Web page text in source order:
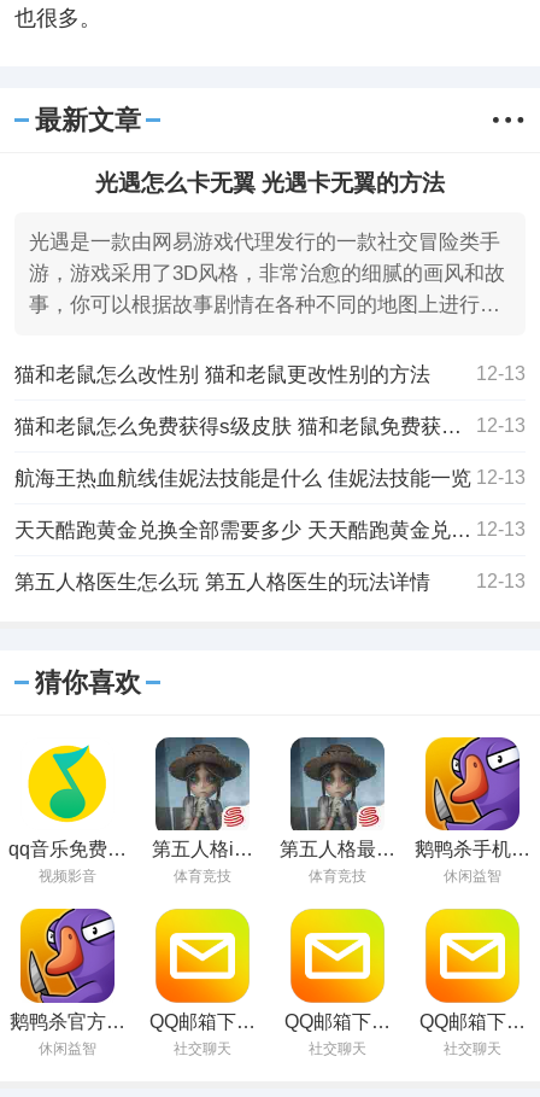
也很多。
最新文章
光遇怎么卡无翼 光遇卡无翼的方法
光遇是一款由网易游戏代理发行的一款社交冒险类手
游，游戏采用了3D风格，非常治愈的细腻的画风和故
事，你可以根据故事剧情在各种不同的地图上进行穿
猫和老鼠怎么改性别 猫和老鼠更改性别的方法 12-13
猫和老鼠怎么免费获得s级皮肤 猫和老鼠免费获得s级皮肤的方法 12-13
航海王热血航线佳妮法技能是什么 佳妮法技能一览 12-13
天天酷跑黄金兑换全部需要多少 天天酷跑黄金兑换全部所需黄金奖券的数额 12-13
第五人格医生怎么玩 第五人格医生的玩法详情 12-13
猜你喜欢
qq音乐免费听
歌版本下载
视频影音
第五人格ios
版下载
体育竞技
第五人格最新
免费下载安卓
体育竞技
鹅鸭杀手机版
安卓下载
休闲益智
鹅鸭杀官方正
版下载
休闲益智
QQ邮箱下载
官方最新版
社交聊天
QQ邮箱下载
安卓2023最新
社交聊天
QQ邮箱下载
安卓版v6.4.1
社交聊天